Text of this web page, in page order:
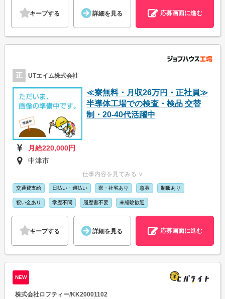
キープする 詳細を見る 応募画面に進む
正 UTエイム株式会社
≪寮無料・月収26万円・正社員≫
半導体工場での検査・検品 交替
制・20-40代活躍中
月給220,000円
中津市
仕事内容を見てみる ∨
交通費支給 日払い・週払い 寮・社宅あり 急募 制服あり
祝い金あり 学歴不問 履歴書不要 未経験歓迎
キープする 詳細を見る 応募画面に進む
NEW
株式会社ロフティー/KK20001102